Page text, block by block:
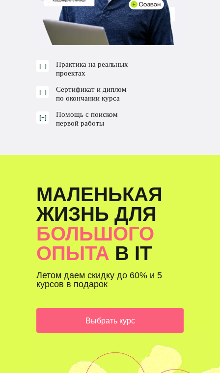
[+]
Практика на реальных
проектах
[+]
Сертификат и диплом
по окончании курса
[+]
Помощь с поиском
первой работы
Летом даем скидку до 60% и 5
курсов в подарок
МАЛЕНЬКАЯ
ЖИЗНЬ ДЛЯ
БОЛЬШОГО
ОПЫТА В IT
Выбрать курс